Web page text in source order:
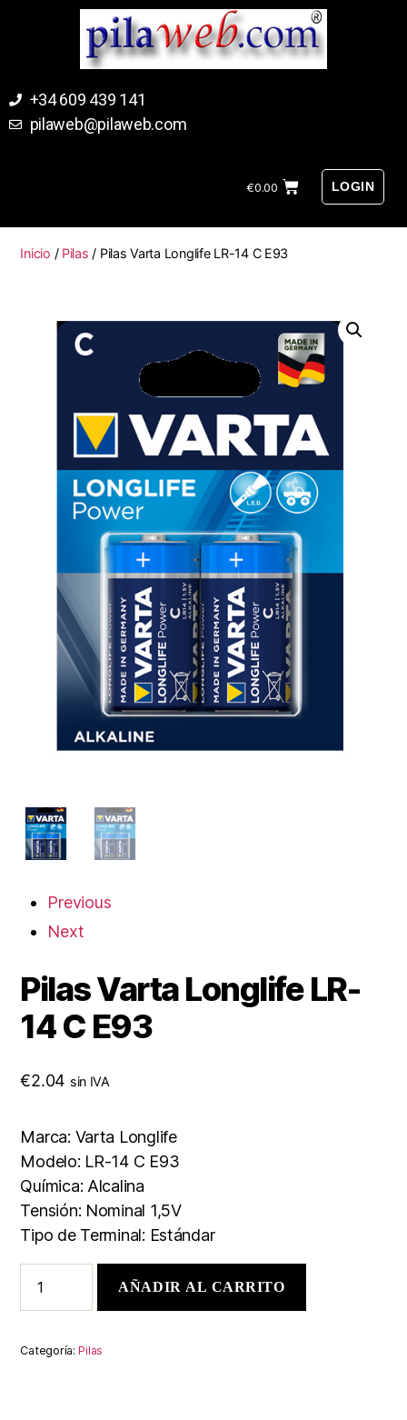
+34 609 439 141
pilaweb@pilaweb.com
€0.00 LOGIN
Inicio / Pilas / Pilas Varta Longlife LR-14 C E93
Previous
Next
Pilas Varta Longlife LR-
14 C E93
€2.04 sin IVA
Marca: Varta Longlife
Modelo: LR-14 C E93
Química: Alcalina
Tensión: Nominal 1,5V
Tipo de Terminal: Estándar
AÑADIR AL CARRITO
Categoría:Pilas